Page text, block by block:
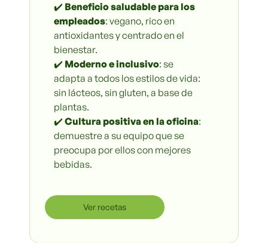
✔️ Beneficio saludable para los
empleados: vegano, rico en
antioxidantes y centrado en el
bienestar.
✔️ Moderno e inclusivo: se
adapta a todos los estilos de vida:
sin lácteos, sin gluten, a base de
plantas.
✔️ Cultura positiva en la oficina:
demuestre a su equipo que se
preocupa por ellos con mejores
bebidas.
Ver recetas